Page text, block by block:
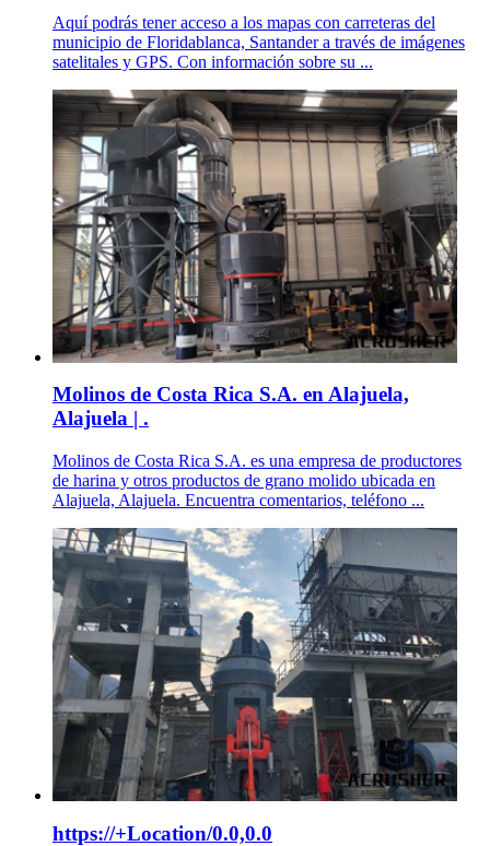
Aquí podrás tener acceso a los mapas con carreteras del
municipio de Floridablanca, Santander a través de imágenes
satelitales y GPS. Con información sobre su ...
Molinos de Costa Rica S.A. en Alajuela,
Alajuela | .
Molinos de Costa Rica S.A. es una empresa de productores
de harina y otros productos de grano molido ubicada en
Alajuela, Alajuela. Encuentra comentarios, teléfono ...
https://+Location/0.0,0.0